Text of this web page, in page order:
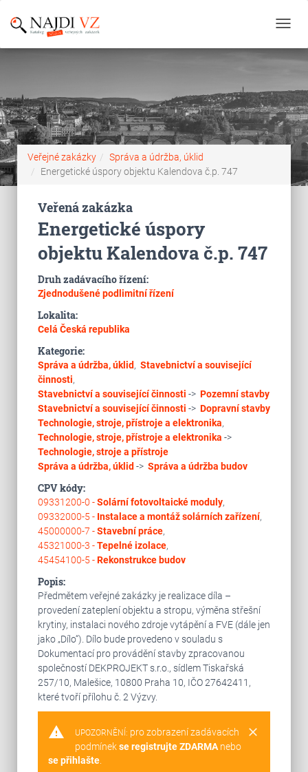
Veřejné zakázky
Správa a údržba, úklid
Energetické úspory objektu Kalendova č.p. 747
Veřená zakázka
Energetické úspory
objektu Kalendova č.p. 747
Druh zadávacího řízení:
Zjednodušené podlimitní řízení
Lokalita:
Celá Česká republika
Kategorie:
Správa a údržba, úklid, Stavebnictví a související
činnosti,
Stavebnictví a související činnosti -> Pozemní stavby
Stavebnictví a související činnosti -> Dopravní stavby
Technologie, stroje, přístroje a elektronika,
Technologie, stroje, přístroje a elektronika ->
Technologie, stroje a přístroje
Správa a údržba, úklid -> Správa a údržba budov
CPV kódy:
09331200-0 -Solární fotovoltaické moduly,
09332000-5 - Instalace a montáž solárních zařízení,
45000000-7 -Stavební práce,
45321000-3 -Tepelné izolace,
45454100-5 -Rekonstrukce budov
Popis:
Předmětem veřejné zakázky je realizace díla –
provedení zateplení objektu a stropu, výměna střešní
krytiny, instalaci nového zdroje vytápění a FVE (dále jen
jako „Dílo“). Dílo bude provedeno v souladu s
Dokumentací pro provádění stavby zpracovanou
společností DEKPROJEKT s.r.o., sídlem Tiskařská
257/10, Malešice, 10800 Praha 10, IČO 27642411,
které tvoří přílohu č. 2 Výzvy.
warning clear
UPOZORNĚNÍ: pro zobrazení zadávacích
podmínekse registrujte ZDARMAnebo
se přihlašte.